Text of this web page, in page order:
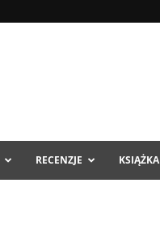
RECENZJE KSIĄŻKA